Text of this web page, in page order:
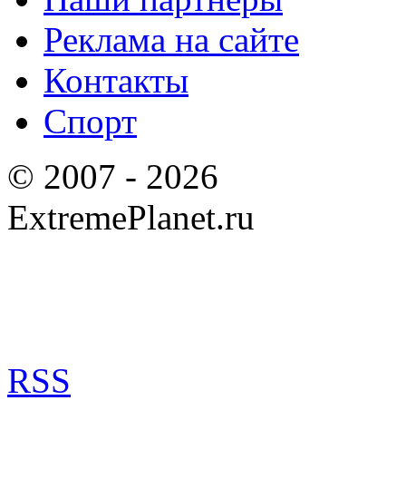
Реклама на сайте
Контакты
Спорт
© 2007 - 2026
ExtremePlanet.ru
RSS